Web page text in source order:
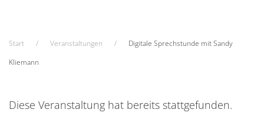
Start Veranstaltungen
Digitale Sprechstunde mit Sandy
Kliemann
Diese Veranstaltung hat bereits stattgefunden.